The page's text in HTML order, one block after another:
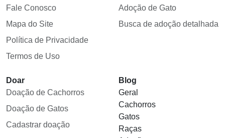
Fale Conosco
Mapa do Site
Política de Privacidade
Termos de Uso
Adoção de Gato
Busca de adoção detalhada
Doar
Doação de Cachorros
Doação de Gatos
Cadastrar doação
Blog
Geral
Cachorros
Gatos
Raças